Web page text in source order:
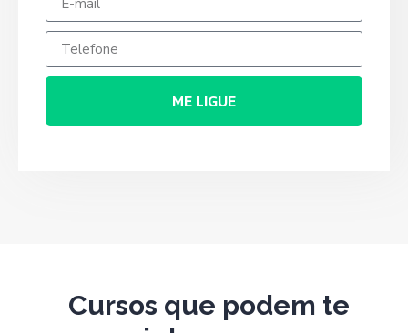
ME LIGUE
Cursos que podem te